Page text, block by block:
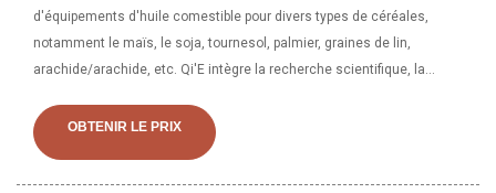
d'équipements d'huile comestible pour divers types de céréales,
notamment le maïs, le soja, tournesol, palmier, graines de lin,
arachide/arachide, etc. Qi'E intègre la recherche scientifique, la
automatique d'extraction d'huile d'arachide, de sésame, de soja, de
colza, de coton et de figue de barbarie. Machine de stérilisation par
OBTENIR LE PRIX